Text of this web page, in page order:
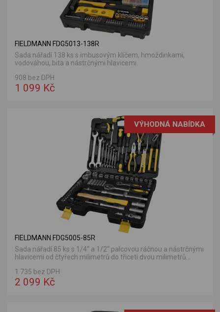
FIELDMANN FDG5013-138R
Sada nářadí 138 ks s imbusovým klíčem, hmoždinkami,
vodováhou, bita a nástrčnými hlavicemi.
908 bez DPH
1 099 Kč
VÝHODNÁ NABÍDKA
FIELDMANN FDG5005-85R
Sada nářadí 85 ks s 1/4“ a 1/2“ palcovou ráčnou a nástrčnými
hlavicemi od čtyřech milimetrů do třiceti dvou milimetrů...
1 735 bez DPH
2 099 Kč